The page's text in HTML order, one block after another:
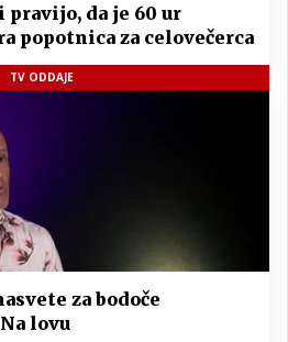
da je 60 ur
popotnica za celovečerca
TV ODDAJE
za bodoče
lovu